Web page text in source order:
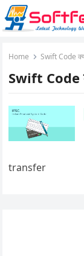
Home Swift Code
Swift Code
transfer